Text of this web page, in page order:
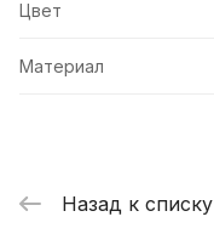
Цвет
Материал
Назад к списку